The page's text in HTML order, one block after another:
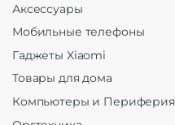
Аксессуары
Мобильные телефоны
Гаджеты Xiaomi
Товары для дома
Компьютеры и Периферия